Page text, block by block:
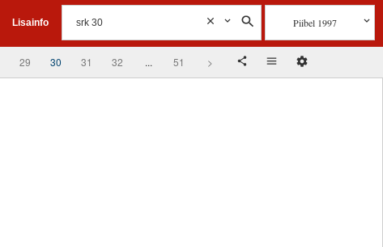
Lisainfo Piibel 1997
29 30 31 32 ... 51 >